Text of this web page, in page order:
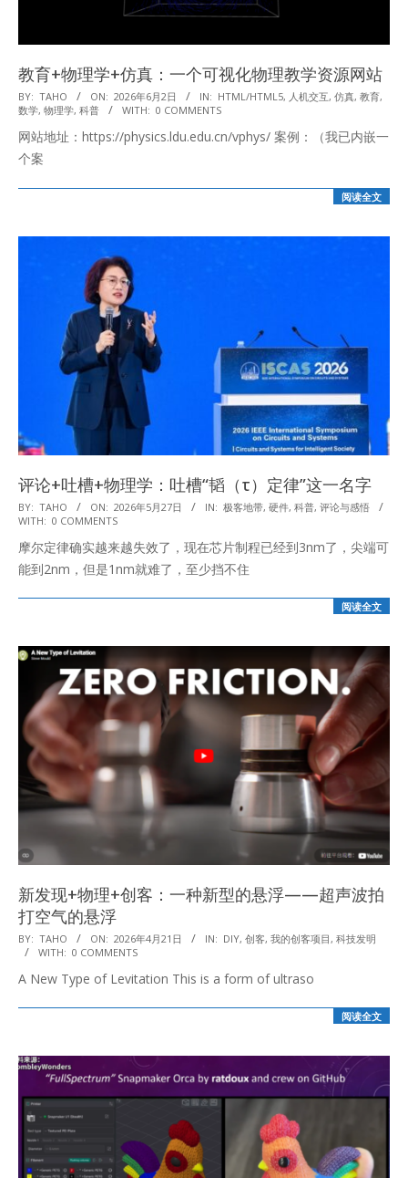
教育+物理学+仿真：一个可视化物理教学资源网站
2026-
06-
02
BY: TAHO ON: 2026年6月2日 IN: HTML/HTML5, 人机交互, 仿真, 教育,
数学, 物理学, 科普 WITH: 0 COMMENTS
网站地址：https://physics.ldu.edu.cn/vphys/ 案例：（我已内嵌一
个案
阅读全文
评论+吐槽+物理学：吐槽“韬（τ）定律”这一名字
2026-
05-
27
BY: TAHO ON: 2026年5月27日 IN: 极客地带, 硬件, 科普, 评论与感悟
WITH: 0 COMMENTS
摩尔定律确实越来越失效了，现在芯片制程已经到3nm了，尖端可
能到2nm，但是1nm就难了，至少挡不住
阅读全文
新发现+物理+创客：一种新型的悬浮——超声波拍
打空气的悬浮
2026-
04-
21
BY: TAHO ON: 2026年4月21日 IN: DIY, 创客, 我的创客项目 , 科技发明
WITH: 0 COMMENTS
A New Type of Levitation This is a form of ultraso
阅读全文